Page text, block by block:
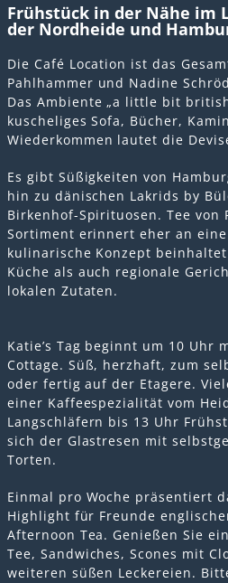
Frühstück in der Nähe im
der Nordheide und
Die Café Location ist das
Pahlhammer und Nadine
Das Ambiente „a little bit
kuscheliges Sofa, Bücher,
Wiederkommen lautet die
Es gibt Süßigkeiten von
hin zu dänischen Lakrids by
Birkenhof-Spirituosen. Tee von
Sortiment erinnert eher an
kulinarische Konzept
Küche als auch regionale
lokalen Zutaten.
Katie’s Tag beginnt um 10 Uhr
Cottage. Süß, herzhaft, zum
oder fertig auf der Etagere.
einer Kaffeespezialität vom
Langschläfern bis 13 Uhr
sich der Glastresen mit
Torten.
Einmal pro Woche präsentiert
Highlight für Freunde
Afternoon Tea. Genießen Sie
Tee, Sandwiches, Scones mit
weiteren süßen Leckereien.